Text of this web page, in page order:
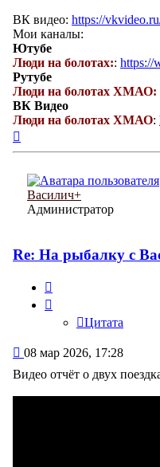
ВК видео: https://
Мои каналы:
Ютубе
Люди на болотах:: https://
Рутубе
Люди на болотах ХМАО:
ВК Видео
Люди на болотах ХМАО:
Василич+
Администратор
Re: На рыбалку с
Цитата
Сообщение
08 мар 2026, 17:28
Видео отчёт о двух